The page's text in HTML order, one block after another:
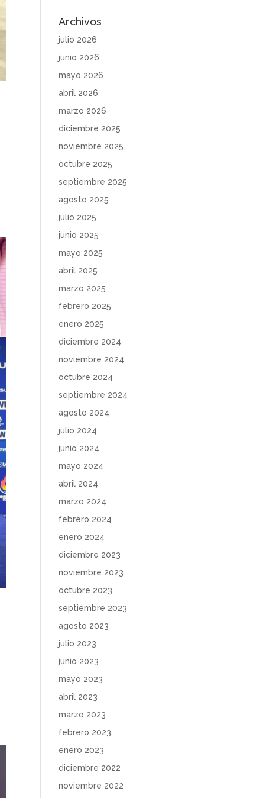
Archivos
julio 2026
junio 2026
mayo 2026
abril 2026
marzo 2026
diciembre 2025
noviembre 2025
octubre 2025
septiembre 2025
agosto 2025
julio 2025
junio 2025
mayo 2025
abril 2025
marzo 2025
febrero 2025
enero 2025
diciembre 2024
noviembre 2024
octubre 2024
septiembre 2024
agosto 2024
julio 2024
junio 2024
mayo 2024
abril 2024
marzo 2024
febrero 2024
enero 2024
diciembre 2023
noviembre 2023
octubre 2023
septiembre 2023
agosto 2023
julio 2023
junio 2023
mayo 2023
abril 2023
marzo 2023
febrero 2023
enero 2023
diciembre 2022
noviembre 2022